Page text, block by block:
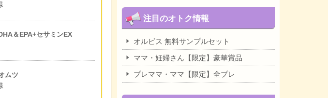
＆EPA+セサミンEX
ムツ
注目のオトク情報
オルビス 無料サンプルセット
ママ・妊婦さん【限定】豪華賞品
プレママ・ママ【限定】全プレ